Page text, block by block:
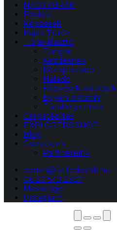
NAGYTÚRÁK
Főoldal
Képzések
Kajak Túrák
Túraválasztó
Tenger
Kezdésnek
Középhaladó
Haladó
Képzések, edzések
Egyéni oktatás
Túrahelyszínek
Csapatépítés
EXPLORERS SHOP
Blog
Csapatunk
Partnereink
admin@felfedezok.hu
06 20 549 2307
Messenger
Instagram